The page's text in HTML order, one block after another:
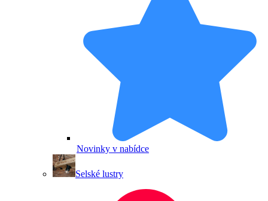
Novinky v nabídce
Selské lustry